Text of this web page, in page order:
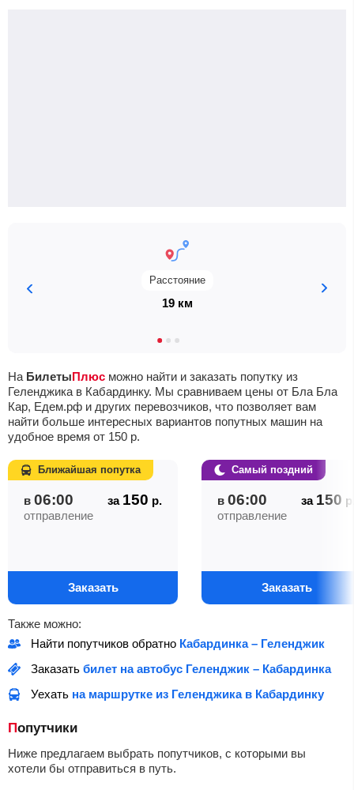
Расстояние
19 км
На БилетыПлюс можно найти и заказать попутку из
Геленджика в Кабардинку. Мы сравниваем цены от Бла Бла
Кар, Едем.рф и других перевозчиков, что позволяет вам
найти больше интересных вариантов попутных машин на
удобное время от 150 р.
в 06:00 за 150 р.
отправление
Заказать
Ближайшая попутка
в 06:00 за 150
отправление
Заказать
Самый поздний
Также можно:
Найти попутчиков обратно Кабардинка – Геленджик
Заказать билет на автобус Геленджик – Кабардинка
Уехать на маршрутке из Геленджика в Кабардинку
Попутчики
Ниже предлагаем выбрать попутчиков, с которыми вы
хотели бы отправиться в путь.